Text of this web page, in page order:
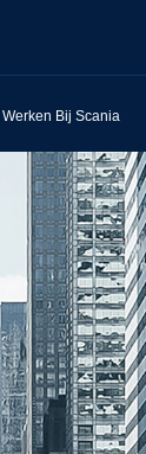
Werken Bij Scania